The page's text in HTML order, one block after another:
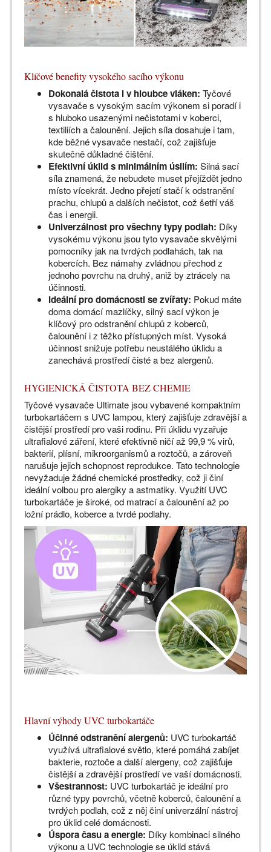
Klíčové benefity vysokého sacího výkonu
Dokonalá čistota i v hloubce vláken: Tyčové
vysavače s vysokým sacím výkonem si poradí i
s hluboko usazenými nečistotami v koberci,
textiliích a čalounění. Jejich síla dosahuje i tam,
kde běžné vysavače nestačí, což zajišťuje
skutečně důkladné čištění.
Efektivní úklid s minimálním úsilím: Silná sací
síla znamená, že nebudete muset přejíždět jedno
místo vícekrát. Jedno přejetí stačí k odstranění
prachu, chlupů a dalších nečistot, což šetří váš
čas i energii.
Univerzálnost pro všechny typy podlah: Díky
vysokému výkonu jsou tyto vysavače skvělými
pomocníky jak na tvrdých podlahách, tak na
kobercích. Bez námahy zvládnou přechod z
jednoho povrchu na druhý, aniž by ztrácely na
účinnosti.
Ideální pro domácnosti se zvířaty: Pokud máte
doma domácí mazlíčky, silný sací výkon je
klíčový pro odstranění chlupů z koberců,
čalounění i z těžko přístupných míst. Vysoká
účinnost snižuje potřebu neustálého úklidu a
zanechává prostředí čisté a bez alergenů.
HYGIENICKÁ ČISTOTA BEZ CHEMIE
Tyčové vysavače Ultimate jsou vybavené kompaktním
turbokartáčem s UVC lampou, který zajišťuje zdravější a
čistější prostředí pro vaši rodinu. Při úklidu vyzařuje
ultrafialové záření, které efektivně ničí až 99,9 % virů,
bakterií, plísní, mikroorganismů a roztočů, a zároveň
narušuje jejich schopnost reprodukce. Tato technologie
nevyžaduje žádné chemické prostředky, což ji činí
ideální volbou pro alergiky a astmatiky. Využití UVC
turbokartáče je široké, od matrací a čalounění až po
ložní prádlo, koberce a tvrdé podlahy.
Hlavní výhody UVC turbokartáče
Účinné odstranění alergenů: UVC turbokartáč
využívá ultrafialové světlo, které pomáhá zabíjet
bakterie, roztoče a další alergeny, což zajišťuje
čistější a zdravější prostředí ve vaší domácnosti.
Všestrannost: UVC turbokartáč je ideální pro
různé typy povrchů, včetně koberců, čalounění a
tvrdých podlah, což z něj činí univerzální nástroj
pro úklid celé domácnosti.
Úspora času a energie: Díky kombinaci silného
výkonu a UVC technologie se úklid stává